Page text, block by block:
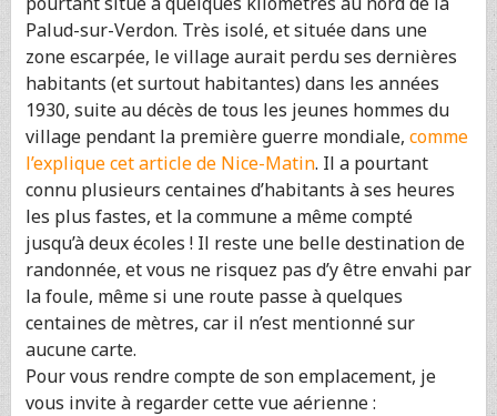
Palud-sur-Verdon. Très isolé, et située dans une
zone escarpée, le village aurait perdu ses dernières
habitants (et surtout habitantes) dans les années
1930, suite au décès de tous les jeunes hommes du
village pendant la première guerre mondiale, comme
l’explique cet article de Nice-Matin. Il a pourtant
connu plusieurs centaines d’habitants à ses heures
les plus fastes, et la commune a même compté
jusqu’à deux écoles ! Il reste une belle destination de
randonnée, et vous ne risquez pas d’y être envahi par
la foule, même si une route passe à quelques
centaines de mètres, car il n’est mentionné sur
aucune carte.
Pour vous rendre compte de son emplacement, je
vous invite à regarder cette vue aérienne :